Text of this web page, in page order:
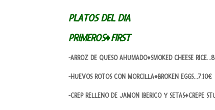
PLATOS DEL DIA
PRIMEROS♦FIRST
-ARROZ DE QUESO AHUMADO♦SMOKED CHEESE
-HUEVOS ROTOS CON MORCILLA♦BROKEN EGGS…7.10€
-CREP RELLENO DE JAMON IBERICO Y SETAS♦CREPE